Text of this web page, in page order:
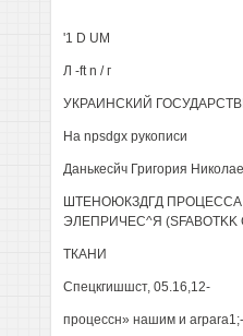
'1 D UM
Л -ft n / г
УКРАИНСКИЙ
На npsdgx рукописи
Данькесйч Григория
ШТЕНОЮКЗДГД
ЭЛЕПРИЧЕС^Я
ТКАНИ
Спецкгишшст, 05.16,12-
процессн» нашим и